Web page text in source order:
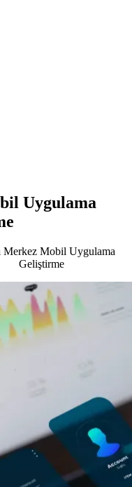
Uygulama
Merkez Mobil Uygulama
Geliştirme